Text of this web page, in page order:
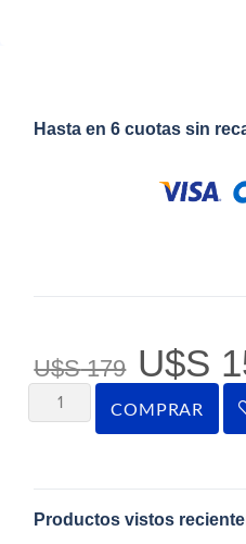
Hasta en 6 cuotas sin
U$S179 U$S
COMPRAR
Productos vistos